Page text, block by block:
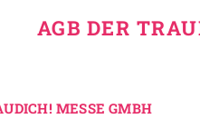
AGB DER
MESSE GMBH